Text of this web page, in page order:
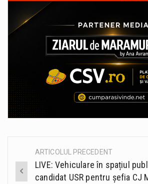
Post
navigation
ARTICOLUL PRECEDENT
LIVE: Vehiculare în spațiul
candidat USR pentru șefia CJ